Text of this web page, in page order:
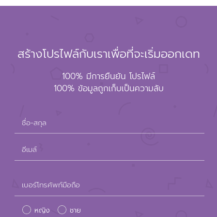
สร้างโปรไฟล์กับเราเพื่อที่จะเริ่มออกเดท
100% มีการยืนยัน โปรไฟล์
100% ข้อมูลถูกเก็บเป็นความลับ
ชื่อ-สกุล
อีเมล์
leave
this
เบอร์โทรศัพท์มือถือ
หญิง ชาย